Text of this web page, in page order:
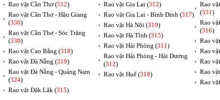
Rao vặt Cần Thơ (512)
Rao vặt Cần Thơ - Hậu Giang
(330)
Rao vặt Cần Thơ - Sóc Trăng
(330)
Rao vặt Cao Bằng (318)
Rao vặt Đà Nẵng (319)
Rao vặt Đà Nẵng - Quảng Nam
(324)
Rao vặt Đăk Lăk (315)
Rao vặt Gia Lai (312)
Rao vặt Gia Lai - Bình Định (317)
Rao vặt Hà Nội (319)
Rao vặt Hà Tĩnh (315)
Rao vặt Hải Phòng (311)
Rao vặt Hải Phòng - Hải Dương
(312)
Rao vặt Huế (318)
Rao
(331)
Rao
(316)
Rao
Rao
Rao
Rao
Rao